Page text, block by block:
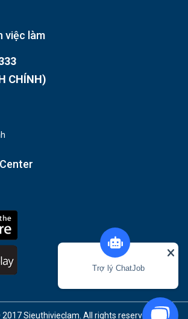
việc làm
CHÍNH)
Sieuthivieclam. All rights reserved
Trợ lý ChatJob